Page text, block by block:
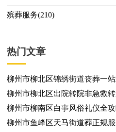
殡葬服务(210)
热门文章
柳州市柳北区锦绣街道丧葬一
柳州市柳北区出院转院非急救
柳州市柳南区白事风俗礼仪全
柳州市鱼峰区天马街道葬正规